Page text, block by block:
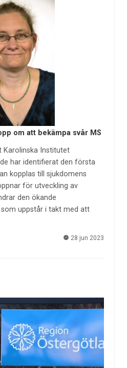
om att bekämpa svår MS
Karolinska Institutet
har identifierat den första
kopplas till sjukdomens
för utveckling av
den ökande
uppstår i takt med att
28 jun 2023